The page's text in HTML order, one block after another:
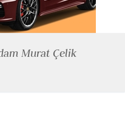
Murat Çelik